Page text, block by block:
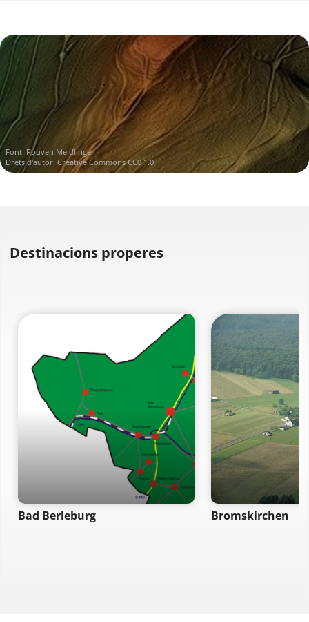
Font: Rouven Meidlinger
Drets d'autor: Creative Commons CC0 1.0
Destinacions properes
Bad Berleburg Bromskirchen